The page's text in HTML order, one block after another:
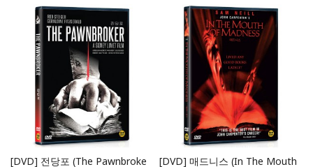
[DVD] 전당포 (The Pawnbroke
[DVD] 매드니스 (In The Mouth